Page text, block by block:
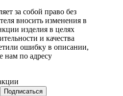
за собой право без
вносить изменения в
изделия в целях
и качества
ошибку в описании,
нам по адресу
Подписаться